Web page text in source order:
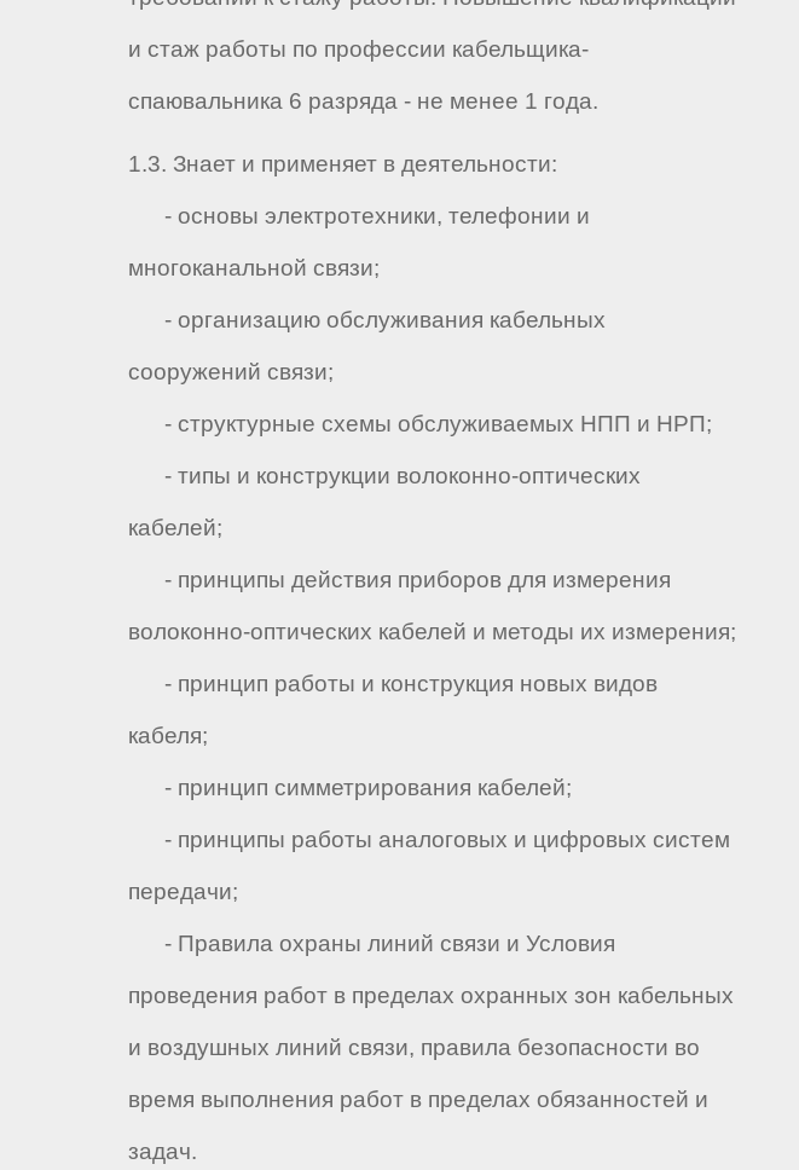
и стаж работы по профессии кабельщика-
спаювальника 6 разряда - не менее 1 года.
1.3. Знает и применяет в деятельности:
- основы электротехники, телефонии и
многоканальной связи;
- организацию обслуживания кабельных
сооружений связи;
- структурные схемы обслуживаемых НПП и НРП;
- типы и конструкции волоконно-оптических
кабелей;
- принципы действия приборов для измерения
волоконно-оптических кабелей и методы их измерения;
- принцип работы и конструкция новых видов
кабеля;
- принцип симметрирования кабелей;
- принципы работы аналоговых и цифровых систем
передачи;
- Правила охраны линий связи и Условия
проведения работ в пределах охранных зон кабельных
и воздушных линий связи, правила безопасности во
время выполнения работ в пределах обязанностей и
задач.